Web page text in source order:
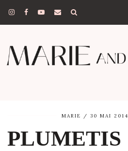
MARIE 30 MAI 2014
PLUMETIS